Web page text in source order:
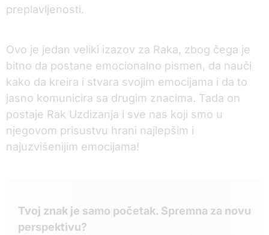
preplavljenosti.
Ovo je jedan veliki izazov za Raka, zbog čega je
bitno da postane emocionalno pismen, da nauči
kako da kreira i stvara svojim emocijama i da to
jasno komunicira sa drugim znacima. Tada on
postaje Rak Uzdizanja i sve nas koji smo u
njegovom prisustvu hrani najlepšim i
najuzvišenijim emocijama!
Tvoj znak je samo početak. Spremna za novu
perspektivu?